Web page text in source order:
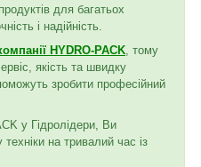
для багатьох
і надійність.
HYDRO-PACK , тому
якість та швидку
зробити професійний
у Гідролідери, Ви
на тривалий час із